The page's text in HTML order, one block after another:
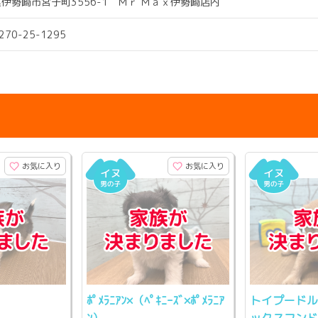
25-1295
お気に入り お気に入り
ﾎﾟﾒﾗﾆｱﾝ×（ﾍﾟｷﾆｰｽﾞ×ﾎﾟﾒﾗﾆｱ
トイプード